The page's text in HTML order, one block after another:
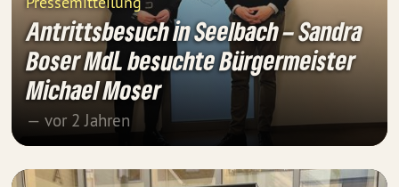
Antrittsbesuch in Seelbach – Sandra
Boser MdL besuchte Bürgermeister
Michael Moser
— vor 2 Jahren